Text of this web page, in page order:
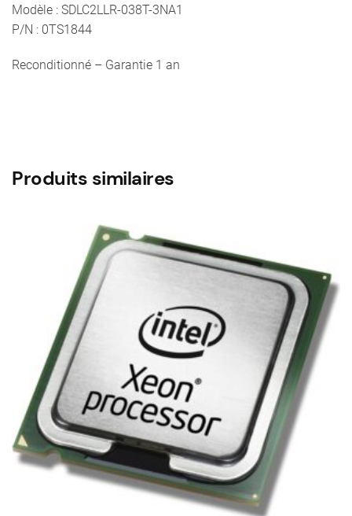
Modèle : SDLC2LLR-038T-3NA1
P/N : 0TS1844
Reconditionné – Garantie 1 an
Produits similaires